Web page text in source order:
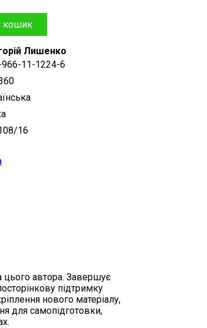
Лишенко
11-1224-6
16
автора. Завершує
підтримку
нового матеріалу,
для самопідготовки,